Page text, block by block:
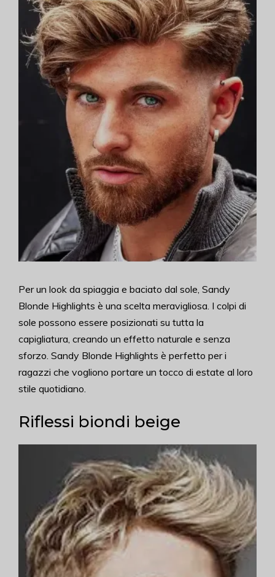
Per un look da spiaggia e baciato dal sole, Sandy
Blonde Highlights è una scelta meravigliosa. I colpi di
sole possono essere posizionati su tutta la
capigliatura, creando un effetto naturale e senza
sforzo. Sandy Blonde Highlights è perfetto per i
ragazzi che vogliono portare un tocco di estate al loro
stile quotidiano.
Riflessi biondi beige